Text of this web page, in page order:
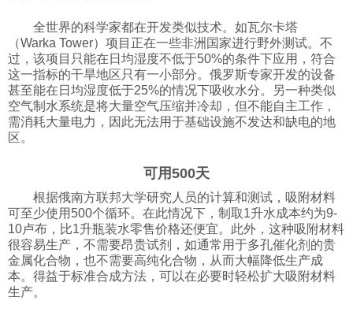
全世界的科学家都在开发类似技术。如瓦尔卡塔
（Warka Tower）项目正在一些非洲国家进行野外测试。不
过，该项目只能在日均湿度不低于50%的条件下应用，符合
这一指标的干旱地区只有一小部分。俄罗斯专家开发的设备
甚至能在日均湿度低于25%的情况下吸收水分。另一种类似
空气制水系统是将大量空气压缩并冷却，但不能自主工作，
需消耗大量电力，因此无法用于基础设施不发达和缺电的地
区。
可用500天
根据俄南方联邦大学研究人员的计算和测试，吸附材料
可至少使用500个循环。在此情况下，制取1升水成本约为9-
10卢布，比1升瓶装水零售价格还便宜。此外，这种吸附材料
很容易生产，不需要昂贵试剂，如通常用于多孔催化剂的贵
金属化合物，也不需要高纯化合物，从而大幅降低生产成
本。得益于标准合成方法，可以在必要时轻松扩大吸附材料
生产。